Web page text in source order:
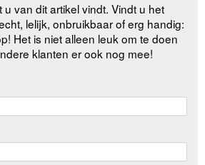
van dit artikel vindt. Vindt u het
lelijk, onbruikbaar of erg handig:
Het is niet alleen leuk om te doen
klanten er ook nog mee!